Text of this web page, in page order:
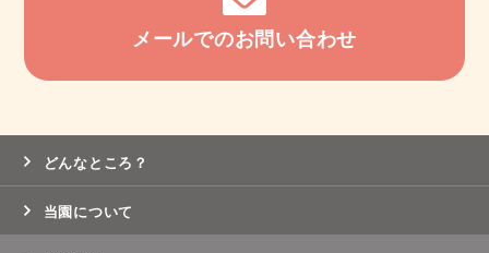
メールでのお問い合わせ
どんなところ？
当園について